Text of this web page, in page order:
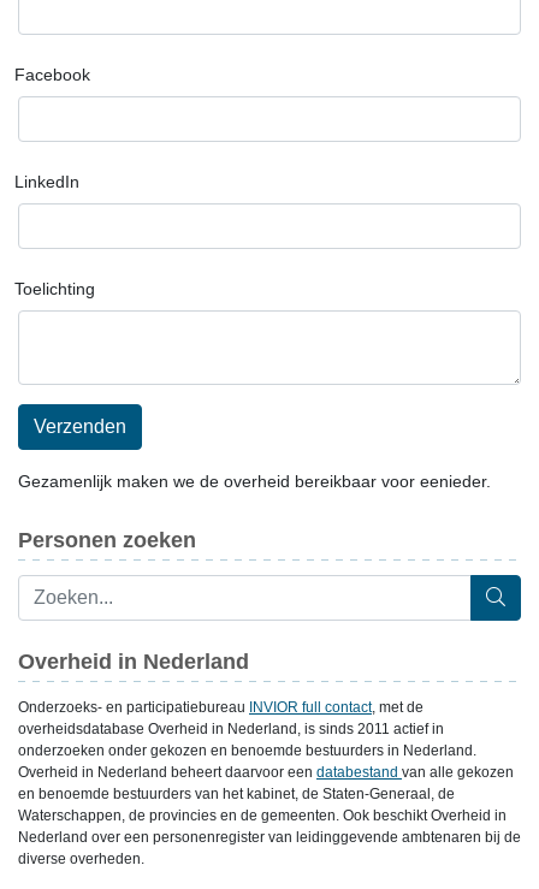
Facebook
LinkedIn
Toelichting
Verzenden
Gezamenlijk maken we de overheid bereikbaar voor eenieder.
Personen zoeken
Overheid in Nederland
Onderzoeks- en participatiebureau INVIOR full contact, met de
overheidsdatabase Overheid in Nederland, is sinds 2011 actief in
onderzoeken onder gekozen en benoemde bestuurders in Nederland.
Overheid in Nederland beheert daarvoor een databestand van alle gekozen
en benoemde bestuurders van het kabinet, de Staten-Generaal, de
Waterschappen, de provincies en de gemeenten. Ook beschikt Overheid in
Nederland over een personenregister van leidinggevende ambtenaren bij de
diverse overheden.